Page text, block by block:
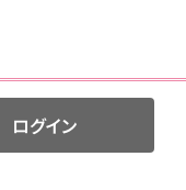
ログイン